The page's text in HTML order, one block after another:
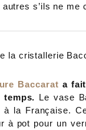
s’ils ne me
la cristallerie
Baccarat a
Le vase
la Française.
à pot pour un